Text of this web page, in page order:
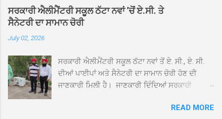
ਭਗਵਾਨਪੁਰ, ਝੁੱਗੀਆਂ ਗੁਲਾਮ, ਮਜਾਦਪੁਰ, ਕੁੱਲੀਆਂ, ਰੱਤਾ ਨੌ
ਅਬਾਦ, ਕੋਲੀਆਂਵਾਲ, ਅੱਡਾ ਸਾਬੂਵਾਲ, ਦਰੀਏਵਾਲ,
ਵਿਖੇ ਪਹੁੰਚਣ ’ਤੇ ਮੁੱਖ ਸੇਵਾਦਾਰ ਸੰਤ ਬਾਬਾ ਹਰਜੀਤ ਸਿੰਘ ਤੇ
ਇਲਾਕੇ ਦੀਆਂ ਸੰਗਤਾਂ ਵੱਲੋਂ ਜੈਕਾਰਿਆਂ ਦੀ ਗੂੰਜ ਵਿਚ ਨਿੱਘਾ
ਸਵਾਗਤ ਕੀਤਾ ਗਿਆ। ਗੁਰਦੁਆਰਾ ਸ੍ਰੀ ਦਮਦਮਾ ਸਾਹਿਬ
ਇਸ ਮੌਕੇ ਪੰਜ ਪਿਆਰੇ ਸਾਹਿਬਾਨ ਤੇ ਨਗਰ ਕੀਰਤਨ ਦੇ
ਸਰਕਾਰੀ ਐਲੀਮੈਂਟਰੀ ਸਕੂਲ ਠੱਟਾ ਨਵਾਂ ’ਚੋਂ ਏ.ਸੀ. ਤੇ
ਸੈਨੇਟਰੀ ਦਾ ਸਾਮਾਨ ਚੋਰੀ
July 02, 2026
ਸਰਕਾਰੀ ਐਲੀਮੈਂਟਰੀ ਸਕੂਲ ਠੱਟਾ ਨਵਾਂ ਤੋਂ ਏ. ਸੀ., ਏ. ਸੀ.
ਦੀਆਂ ਪਾਈਪਾਂ ਅਤੇ ਸੈਨੇਟਰੀ ਦਾ ਸਾਮਾਨ ਚੋਰੀ ਹੋਣ ਦੀ
ਜਾਣਕਾਰੀ ਮਿਲੀ ਹੈ। ਜਾਣਕਾਰੀ ਦਿੰਦਿਆਂ ਸਰਕਾਰੀ
ਦੱਸਿਆ ਕਿ ਛੁੱਟੀਆਂ ਤੋਂ ਬਾਅਦ ਅੱਜ ਜਦੋਂ ਸਕੂਲ ਖੁੱਲ੍ਹੇ ਤਾਂ
READ MORE